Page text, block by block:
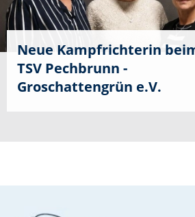
Neue Kampfrichterin
TSV Pechbrunn -
Groschattengrün e.V.